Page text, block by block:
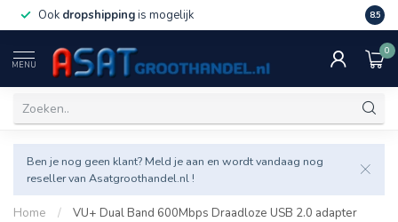
Ook dropshippingis mogelijk Veel
8.5
MENU
0
Ben je nog geen klant? Meld je aan en wordt vandaag nog
reseller van Asatgroothandel.nl !
Home / VU+ Dual Band 600Mbps Draadloze USB 2.0 adapter